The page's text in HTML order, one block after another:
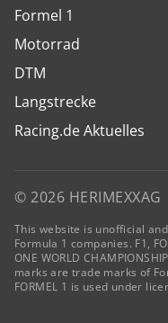
Formel 1
Motorrad
DTM
Langstrecke
Racing.de Aktuelles
© 2026 HERIMEXXAG
This website is unofficial
Formula 1 companies. F1,
ONE WORLD
marks are trade marks of
FORMEL 1 is used under